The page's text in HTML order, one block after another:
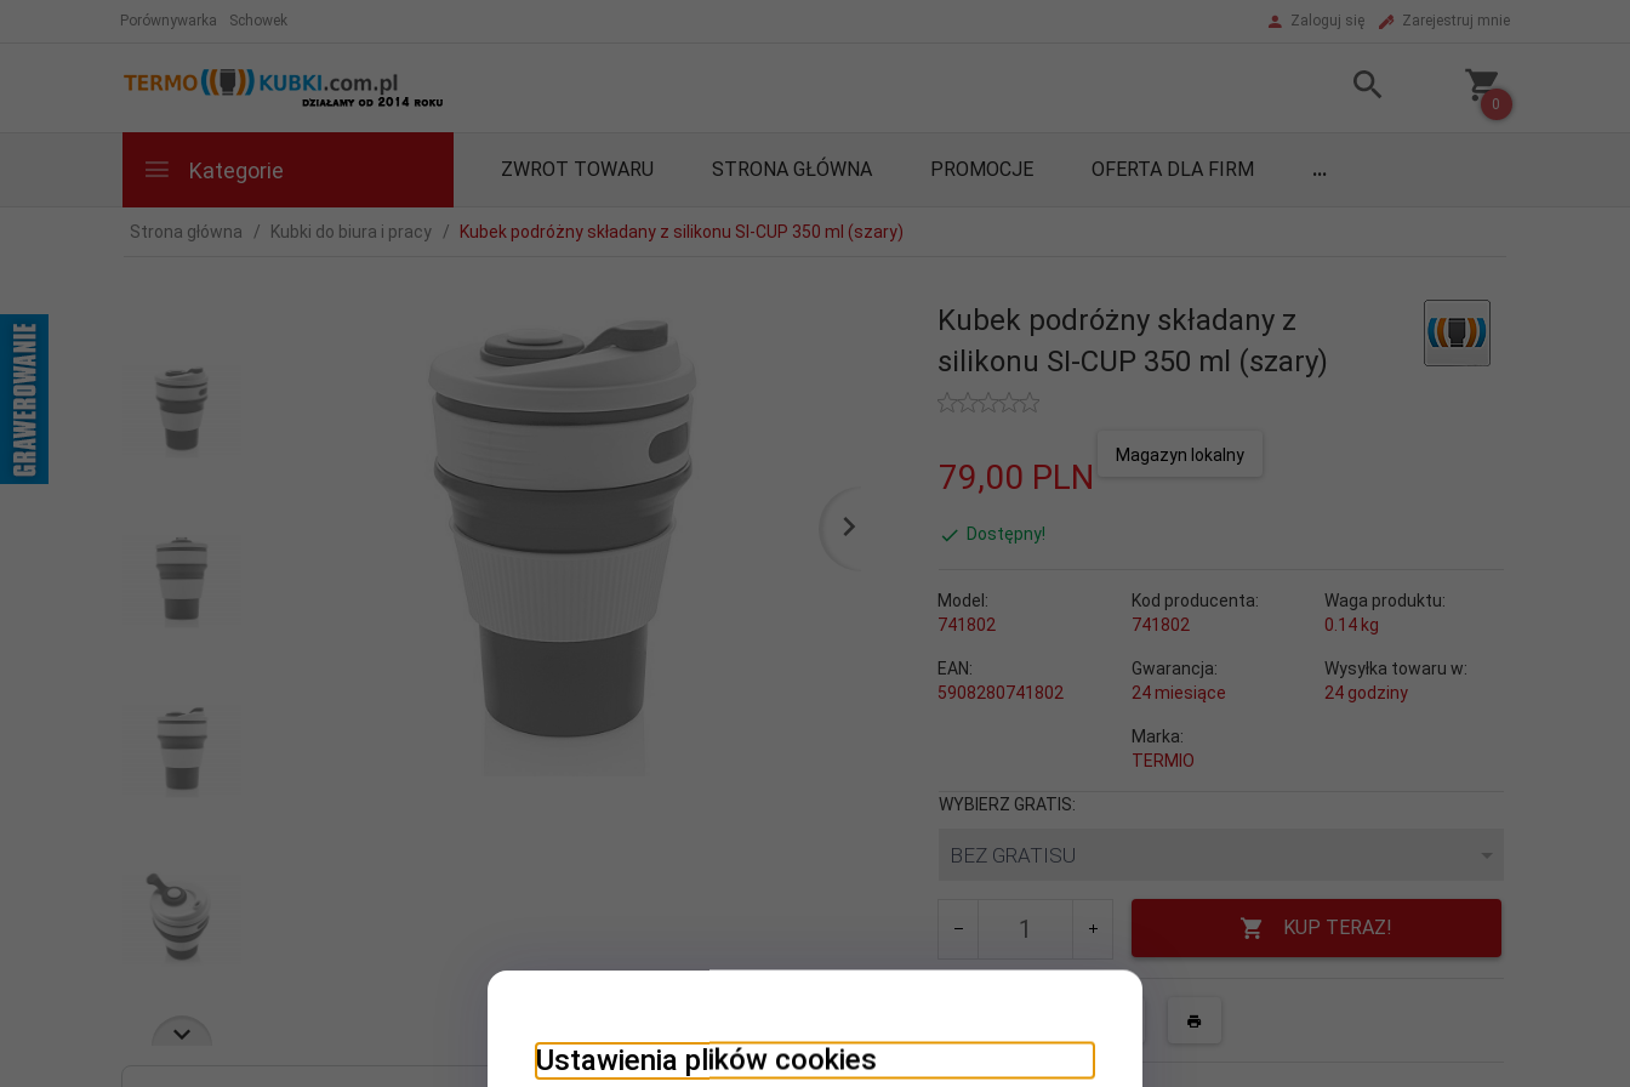
Porównywarka Schowek Zaloguj się Zarejestruj mnie
0
Kategorie ZWROT TOWARU STRONA GŁÓWNA PROMOCJE OFERTA DLA FIRM ...
Strona główna Kubki do biura i pracy Kubek podróżny składany z silikonu SI-CUP 350 ml (szary)
Kubek podróżny składany z
silikonu SI-CUP 350 ml (szary)
79,00 PLN
Magazyn lokalny
Dostępny!
Model:
741802
Kod producenta:
741802
Waga produktu:
0.14 kg
EAN:
5908280741802
Gwarancja:
24 miesiące
Wysyłka towaru w:
24 godziny
Marka:
TERMIO
WYBIERZ GRATIS:
BEZ GRATISU
KUP TERAZ!
Ustawienia plików cookies